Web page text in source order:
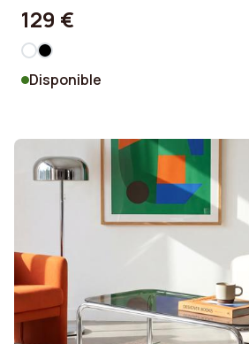
129 €
Disponible